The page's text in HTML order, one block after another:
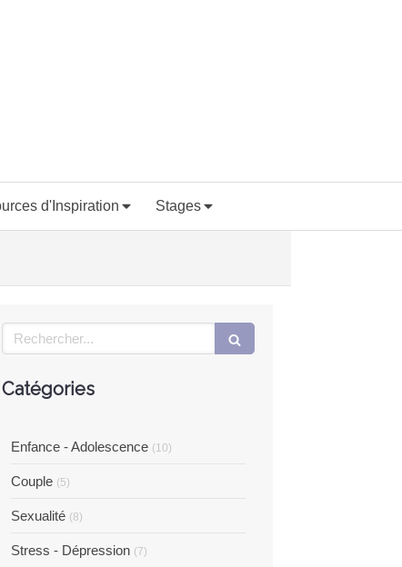
d'Inspiration Stages
Rechercher
Catégories
Enfance - Adolescence (10)
Couple (5)
Sexualité (8)
Stress - Dépression (7)